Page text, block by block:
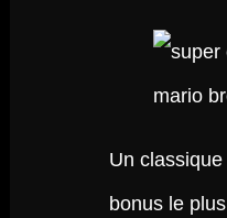
Un
bonus le